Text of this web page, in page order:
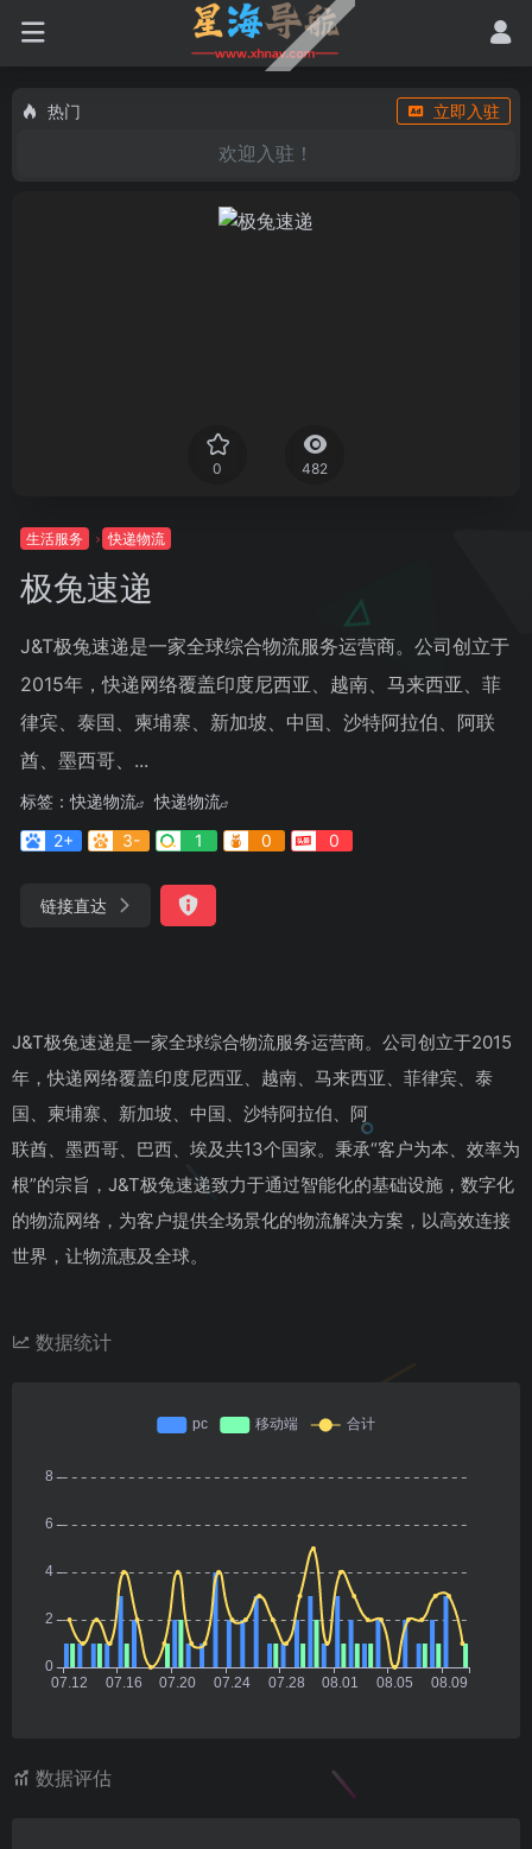
热门 立即入驻
欢迎入驻！
0 482
生活服务 快递物流
极兔速递
J&T极兔速递是一家全球综合物流服务运营商。公司创立于
2015年，快递网络覆盖印度尼西亚、越南、马来西亚、菲
律宾、泰国、柬埔寨、新加坡、中国、沙特阿拉伯、阿联
酋、墨西哥、...
标签：快递物流
快递物流
2+
3- 1 0 0
链接直达
J&T极兔速递是一家全球综合物流服务运营商。公司创立于2015
年，快递网络覆盖印度尼西亚、越南、马来西亚、菲律宾、泰
国、柬埔寨、新加坡、中国、沙特阿拉伯、阿
联酋、墨西哥、巴西、埃及共13个国家。秉承“客户为本、效率为
根”的宗旨，J&T极兔速递致力于通过智能化的基础设施，数字化
的物流网络，为客户提供全场景化的物流解决方案，以高效连接
世界，让物流惠及全球。
数据统计
数据评估